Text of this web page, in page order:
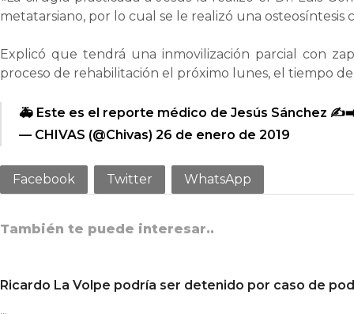
metatarsiano, por lo cual se le realizó una
Explicó que tendrá una inmovilización parcial con
proceso de rehabilitación el próximo lunes, el tiempo
🚑 Este es el reporte médico de Jesús Sánchez
— CHIVAS (@Chivas) 26 de enero de 2019
Facebook Twitter WhatsApp
También te puede interesar..
Ricardo La Volpe podría ser detenido por caso de